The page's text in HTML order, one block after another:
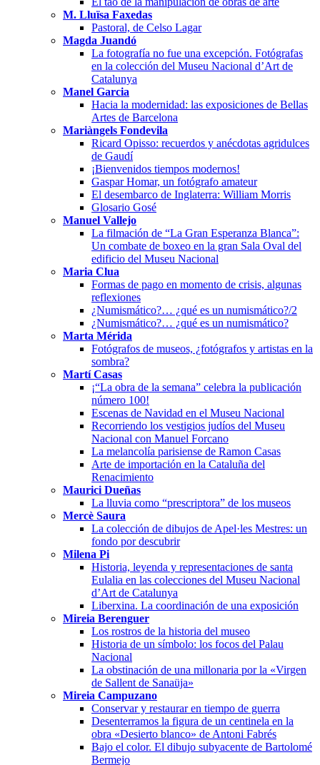
M. Lluïsa Faxedas
Pastoral, de Celso Lagar
Magda Juandó
La fotografía no fue una excepción. Fotógrafas
en la colección del Museu Nacional d’Art de
Catalunya
Manel Garcia
Hacia la modernidad: las exposiciones de Bellas
Artes de Barcelona
Mariàngels Fondevila
Ricard Opisso: recuerdos y anécdotas agridulces
de Gaudí
¡Bienvenidos tiempos modernos!
Gaspar Homar, un fotógrafo amateur
El desembarco de Inglaterra: William Morris
Glosario Gosé
Manuel Vallejo
La filmación de “La Gran Esperanza Blanca”:
Un combate de boxeo en la gran Sala Oval del
edificio del Museu Nacional
Maria Clua
Formas de pago en momento de crisis, algunas
reflexiones
¿Numismático?… ¿qué es un numismático?/2
¿Numismático?… ¿qué es un numismático?
Marta Mérida
Fotógrafos de museos, ¿fotógrafos y artistas en la
sombra?
Martí Casas
¡“La obra de la semana” celebra la publicación
número 100!
Escenas de Navidad en el Museu Nacional
Recorriendo los vestigios judíos del Museu
Nacional con Manuel Forcano
La melancolía parisiense de Ramon Casas
Arte de importación en la Cataluña del
Renacimiento
Maurici Dueñas
La lluvia como “prescriptora” de los museos
Mercè Saura
La colección de dibujos de Apel·les Mestres: un
fondo por descubrir
Milena Pi
Historia, leyenda y representaciones de santa
Eulalia en las colecciones del Museu Nacional
d’Art de Catalunya
Liberxina. La coordinación de una exposición
Mireia Berenguer
Los rostros de la historia del museo
Historia de un símbolo: los focos del Palau
Nacional
La obstinación de una millonaria por la «Virgen
de Sallent de Sanaüja»
Mireia Campuzano
Conservar y restaurar en tiempo de guerra
Desenterramos la figura de un centinela en la
obra «Desierto blanco» de Antoni Fabrés
Bajo el color. El dibujo subyacente de Bartolomé
Bermejo